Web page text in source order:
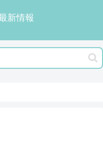
新情報